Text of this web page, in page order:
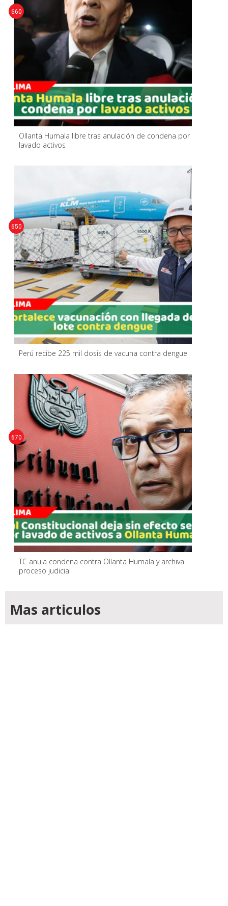
Ollanta Humala libre tras anulación de condena por
lavado activos
660
Perú recibe 225 mil dosis de vacuna contra dengue
650
TC anula condena contra Ollanta Humala y archiva
proceso judicial
670
Mas articulos